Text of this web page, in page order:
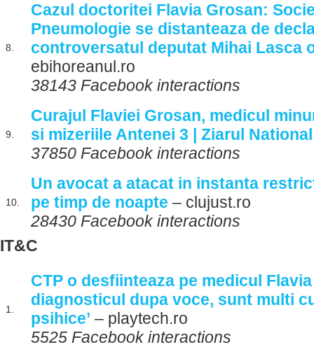
8.
Cazul doctoritei Flavia Grosan:
Pneumologie se distanteaza de
controversatul deputat Mihai Lasca
ebihoreanul.ro
38143 Facebook interactions
9.
Curajul Flaviei Grosan, medicul
si mizeriile Antenei 3 | Ziarul National
37850 Facebook interactions
10.
Un avocat a atacat in instanta
pe timp de noapte – clujust.ro
28430 Facebook interactions
IT&C
1.
CTP o desfiinteaza pe medicul Flavia
diagnosticul dupa voce, sunt multi
psihice’ – playtech.ro
5525 Facebook interactions